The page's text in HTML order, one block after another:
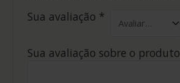
Sua avaliação *
Sua avaliação sobre o produto